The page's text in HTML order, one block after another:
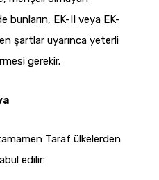
bunların, EK-II veya EK-
şartlar uyarınca yeterli
gerekir.
Taraf ülkelerden
edilir: